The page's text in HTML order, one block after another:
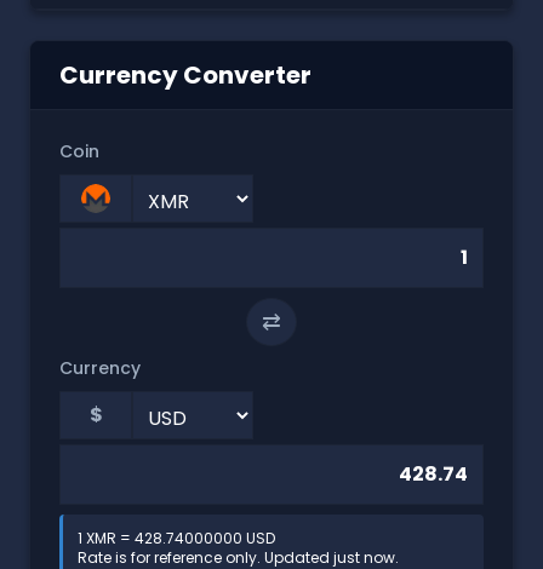
Currency Converter
Coin
⇄
Currency
$
1 XMR = 428.74000000 USD
Rate is for reference only. Updated just now.